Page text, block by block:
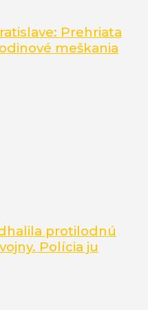
Prehriata
meškania
protilodnú
Polícia ju